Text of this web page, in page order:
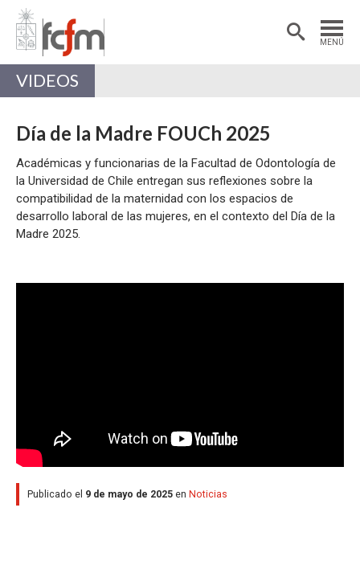
MENÚ
Estudiantes
Académicas/os
VIDEOS
Día de la Madre FOUCh 2025
Académicas y funcionarias de la Facultad de Odontología de
la Universidad de Chile entregan sus reflexiones sobre la
compatibilidad de la maternidad con los espacios de
desarrollo laboral de las mujeres, en el contexto del Día de la
Madre 2025.
Publicado el 9 de mayo de 2025 en Noticias